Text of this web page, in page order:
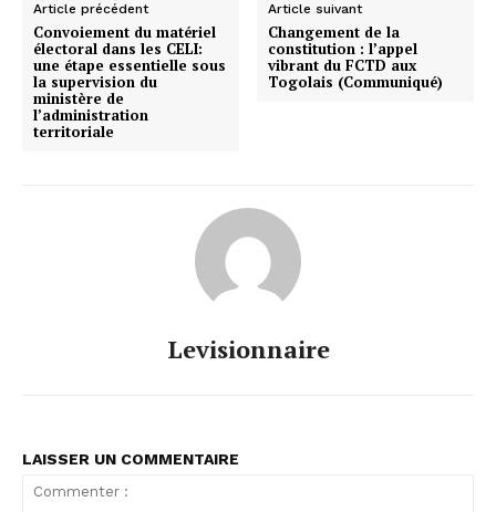
Article précédent
Convoiement du matériel
électoral dans les CELI:
une étape essentielle sous
la supervision du
ministère de
l’administration
territoriale
Article suivant
Changement de la
constitution : l’appel
vibrant du FCTD aux
Togolais (Communiqué)
Levisionnaire
LAISSER UN COMMENTAIRE